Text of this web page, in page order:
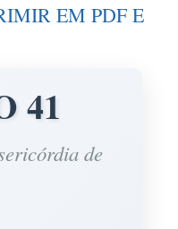
EM PDF E
41
de